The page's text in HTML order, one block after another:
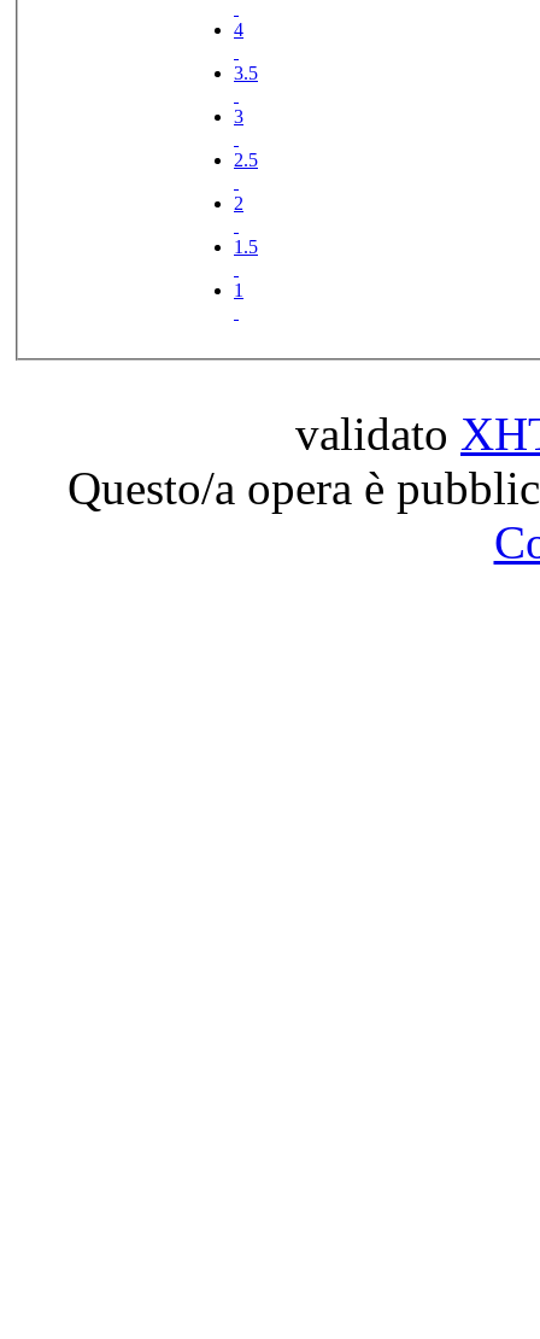
4
3.5
3
2.5
2
1.5
1
validato
Questo/a opera è